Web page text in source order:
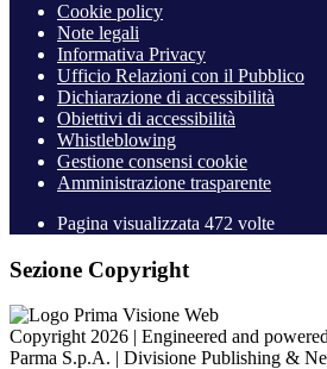
Cookie policy
Note legali
Informativa Privacy
Ufficio Relazioni con il Pubblico
Dichiarazione di accessibilità
Obiettivi di accessibilità
Whistleblowing
Gestione consensi cookie
Amministrazione trasparente
Pagina visualizzata 472 volte
Sezione Copyright
Copyright 2026 | Engineered and
Parma S.p.A. | Divisione Publishing &